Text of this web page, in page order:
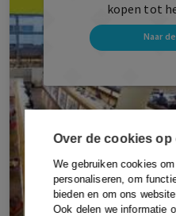
Over de cookies op
We gebruiken cookies
personaliseren, om
bieden en om ons
Ook delen we informatie
kopen tot
Naar